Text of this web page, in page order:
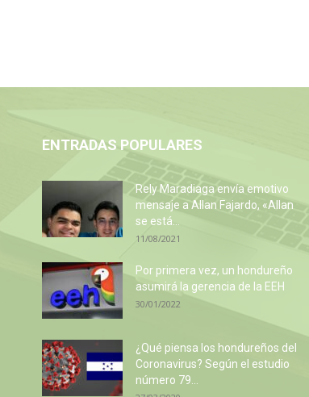
ENTRADAS POPULARES
Rely Maradiaga envía emotivo
mensaje a Allan Fajardo, «Allan
se está...
11/08/2021
Por primera vez, un hondureño
asumirá la gerencia de la EEH
30/01/2022
¿Qué piensa los hondureños del
Coronavirus? Según el estudio
número 79...